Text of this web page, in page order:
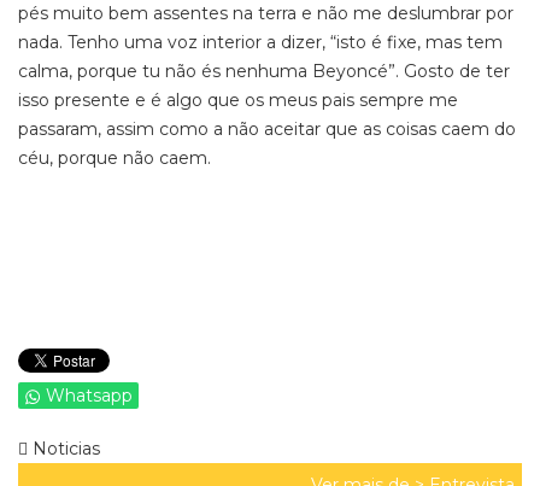
pés muito bem assentes na terra e não me deslumbrar por
nada. Tenho uma voz interior a dizer, “isto é fixe, mas tem
calma, porque tu não és nenhuma Beyoncé”. Gosto de ter
isso presente e é algo que os meus pais sempre me
passaram, assim como a não aceitar que as coisas caem do
céu, porque não caem.
Whatsapp
Noticias